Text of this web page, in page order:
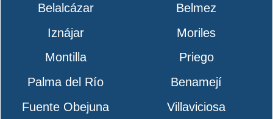
Belalcázar
Belmez
Iznájar
Moriles
Montilla
Priego
Palma del Río
Benamejí
Fuente Obejuna
Villaviciosa